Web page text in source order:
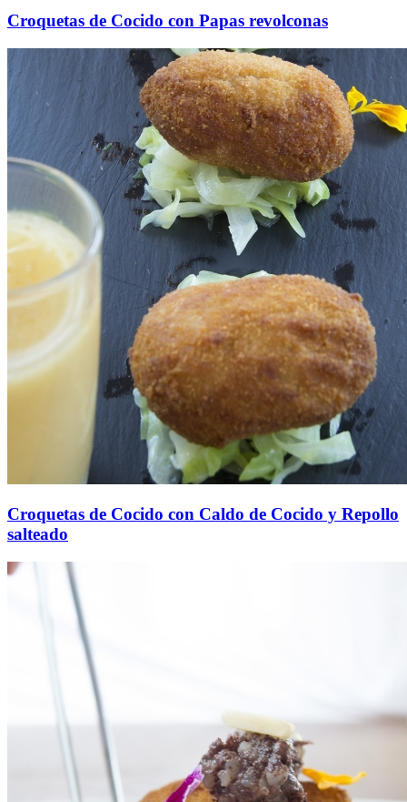
Croquetas de Cocido con Papas revolconas
Croquetas de Cocido con Caldo de Cocido y Repollo
salteado